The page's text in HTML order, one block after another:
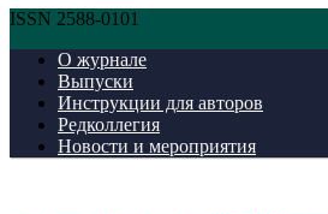
ISSN 2588-0101
О журнале
Выпуски
Инструкции для авторов
Редколлегия
Новости и мероприятия